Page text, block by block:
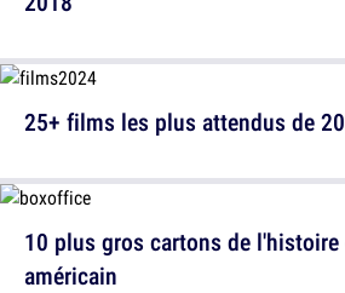
25+ films les plus attendus de
10 plus gros cartons de
américain